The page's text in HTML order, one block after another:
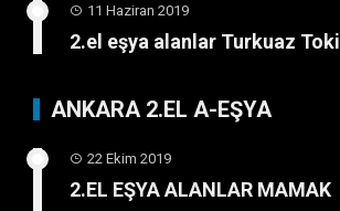
11 Haziran 2019
2.el eşya alanlar Turkuaz Toki
ANKARA 2.EL A-EŞYA
22 Ekim 2019
2.EL EŞYA ALANLAR MAMAK